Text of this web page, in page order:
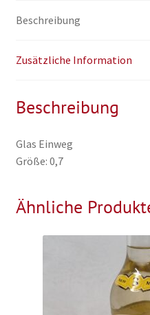
Beschreibung
Zusätzliche Information
Beschreibung
Glas Einweg
Größe: 0,7
Ähnliche